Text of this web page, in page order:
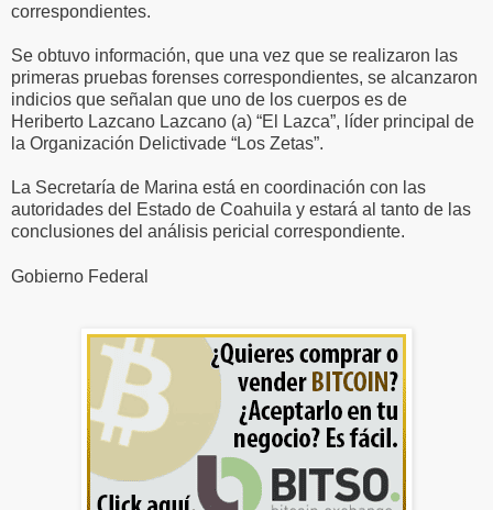
correspondientes.
Se obtuvo información, que una vez que se realizaron las
primeras pruebas forenses correspondientes, se alcanzaron
indicios que señalan que uno de los cuerpos es de
Heriberto Lazcano Lazcano (a) “El Lazca”, líder principal de
la Organización Delictivade “Los Zetas”.
La Secretaría de Marina está en coordinación con las
autoridades del Estado de Coahuila y estará al tanto de las
conclusiones del análisis pericial correspondiente.
Gobierno Federal